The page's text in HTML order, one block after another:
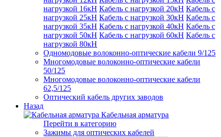
нагрузкой 16кН Кабель с нагрузкой 20кН Кабель с
нагрузкой 25кН Кабель с нагрузкой 30кН Кабель с
нагрузкой 35кН Кабель с нагрузкой 40кН Кабель с
нагрузкой 50кН Кабель с нагрузкой 60кН Кабель с
нагрузкой 80кН
Одномодовые волоконно-оптические кабели 9/125
Многомодовые волоконно-оптические кабели
50/125
Многомодовые волоконно-оптические кабели
62,5/125
Оптический кабель других заводов
Назад
Кабельная арматура
Перейти в категорию
Зажимы для оптических кабелей